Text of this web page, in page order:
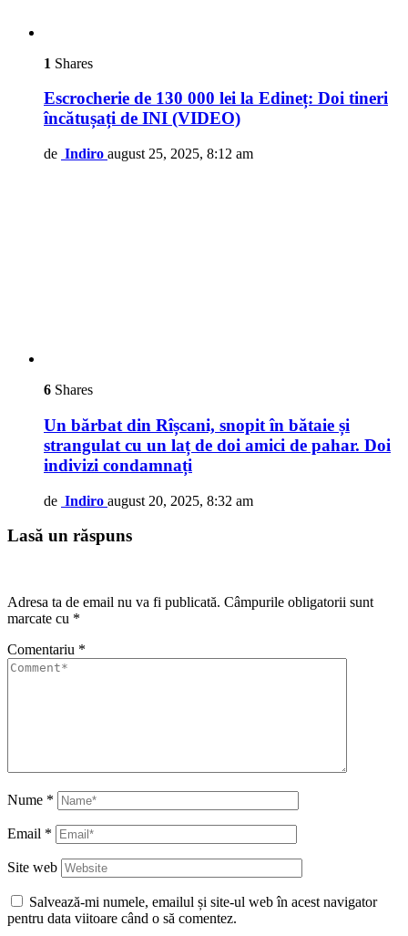
1 Shares
Escrocherie de 130 000 lei la Edineț: Doi tineri
încătușați de INI (VIDEO)
de Indiro august 25, 2025, 8:12 am
6 Shares
Un bărbat din Rîșcani, snopit în bătaie și
strangulat cu un laț de doi amici de pahar. Doi
indivizi condamnați
de Indiro august 20, 2025, 8:32 am
Lasă un răspuns
Adresa ta de email nu va fi publicată. Câmpurile obligatorii sunt
marcate cu *
Comentariu *
Nume *
Email *
Site web
Salvează-mi numele, emailul și site-ul web în acest navigator
pentru data viitoare când o să comentez.